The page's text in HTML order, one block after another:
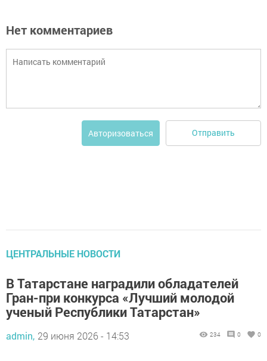
Нет комментариев
Авторизоваться Отправить
ЦЕНТРАЛЬНЫЕ НОВОСТИ
В Татарстане наградили обладателей
Гран-при конкурса «Лучший молодой
ученый Республики Татарстан»
admin, 29 июня 2026 - 14:53 234 0 0